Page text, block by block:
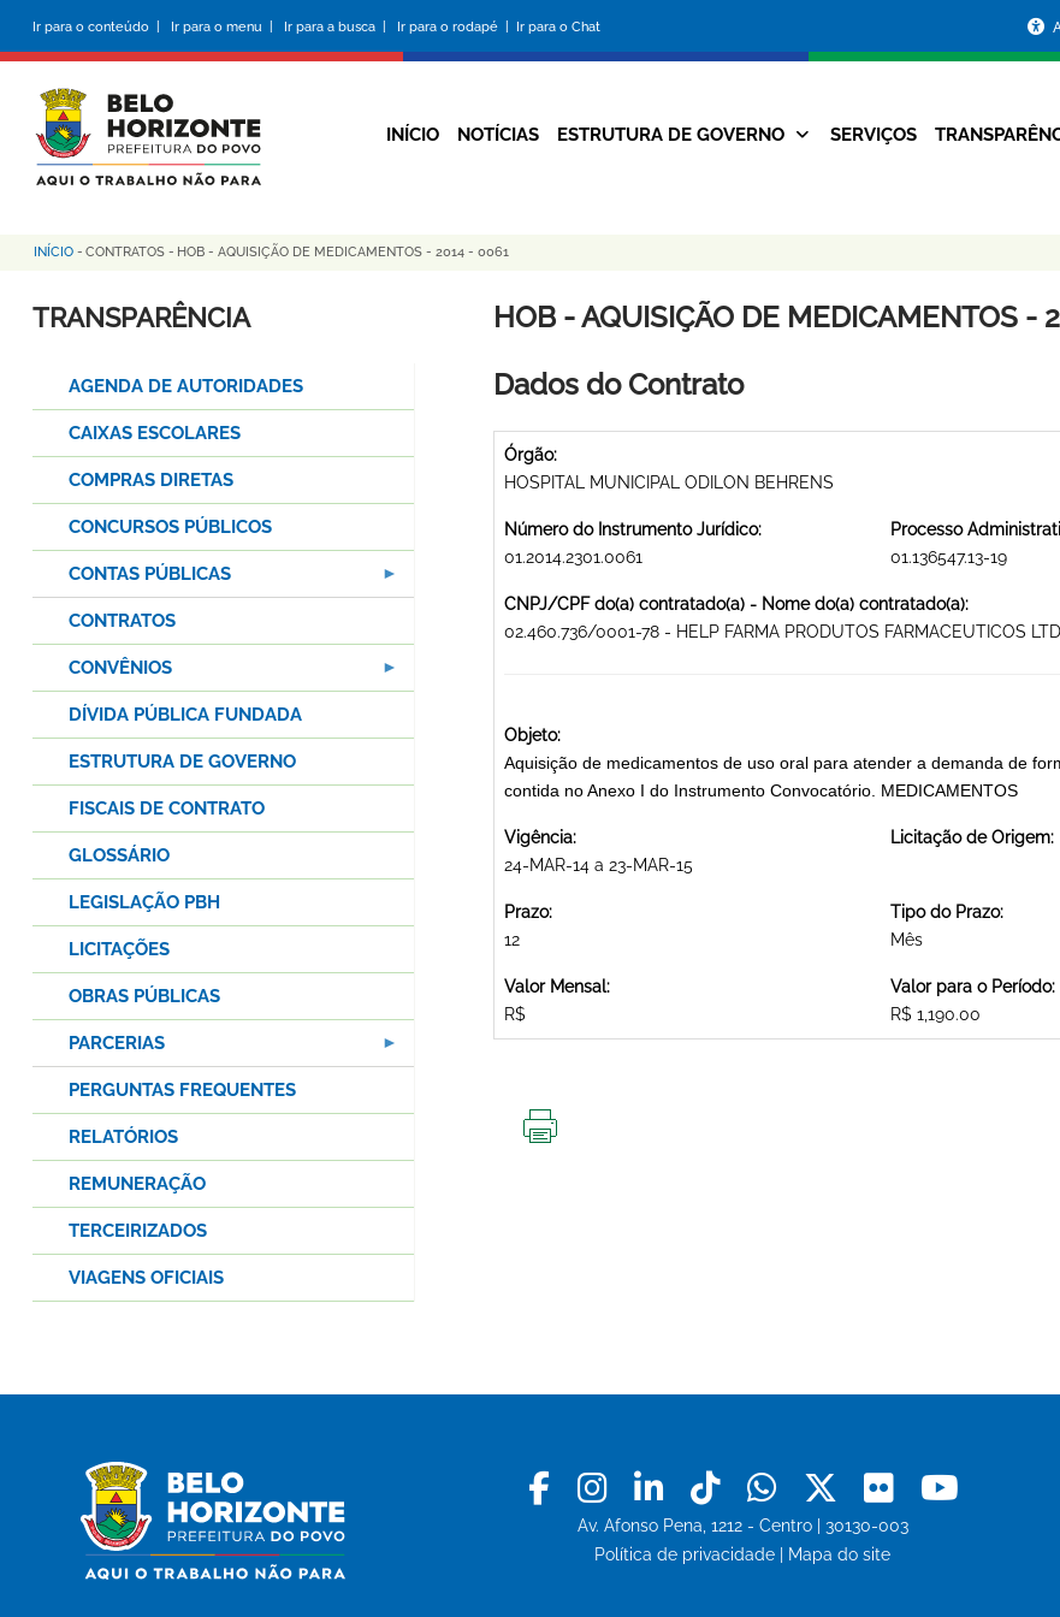
conteúdo
principal
Ir para o conteúdo | Ir para o menu | Ir para a busca | Ir para o rodapé | Ir para o Chat
da
Prefeitura
Navegação
INÍCIO NOTÍCIAS ESTRUTURA DE GOVERNO SERVIÇOS
Trilha
de
INÍCIO - CONTRATOS - HOB - AQUISIÇÃO DE MEDICAMENTOS - 2014 - 0061
HOB - AQUISIÇÃO DE MEDICAMENTOS -
Dados do Contrato
Órgão:
HOSPITAL MUNICIPAL ODILON BEHRENS
Número do Instrumento Jurídico:
01.2014.2301.0061
Processo
01.136547.13-19
CNPJ/CPF do(a) contratado(a) - Nome do(a) contratado(a):
02.460.736/0001-78 - HELP FARMA PRODUTOS FARMACEUTICOS
Objeto:
Aquisição de medicamentos de uso oral para atender a demanda de
contida no Anexo I do Instrumento Convocatório. MEDICAMENTOS
Vigência:
24-MAR-14 a 23-MAR-15
Licitação de Origem:
Prazo:
12
Tipo do Prazo:
Mês
Valor Mensal:
R$
Valor para o Período:
R$ 1,190.00
TRANSPARÊNCIA
AGENDA DE AUTORIDADES
CAIXAS ESCOLARES
COMPRAS DIRETAS
CONCURSOS PÚBLICOS
CONTAS PÚBLICAS
CONTRATOS
CONVÊNIOS
DÍVIDA PÚBLICA FUNDADA
ESTRUTURA DE GOVERNO
FISCAIS DE CONTRATO
GLOSSÁRIO
LEGISLAÇÃO PBH
LICITAÇÕES
OBRAS PÚBLICAS
PARCERIAS
PERGUNTAS FREQUENTES
RELATÓRIOS
REMUNERAÇÃO
TERCEIRIZADOS
VIAGENS OFICIAIS
Facebook
Instagram
LinkedinTiktokWhatsapp
X Flickr
Av. Afonso Pena, 1212 - Centro | 30130-003
Política de privacidade
Mapa do site